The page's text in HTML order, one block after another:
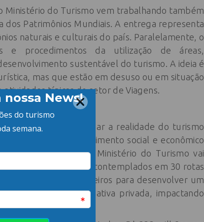
Ministério do Turismo vem trabalhando também
dos Patrimônios Mundiais. A entrega representa
naturais e culturais do país. Paralelamente, o
procedimentos da utilização de áreas,
sustentável do turismo. A ideia é
mas que estão em desuso ou em situação
atividades típicas do setor de Viagens.
que vai mudar a realidade do turismo
e do desenvolvimento social e econômico
e a Embratur, o Ministério do Turismo vai
em 158 municípios contemplados em 30 rotas
10 estados brasileiros para desenvolver um
e com a iniciativa privada, impactando
todo o Brasil.